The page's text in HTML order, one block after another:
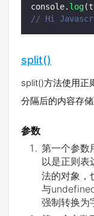
console. log
// Hi
split()
split()方法使用正
分隔后的内容存储
参数
第一个参数
以是正则表
法的对象，
与
强制转换为